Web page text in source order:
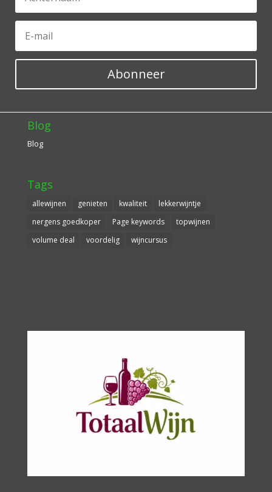
Abonneer
Blog
Blog
Tags
allewijnen genieten kwaliteit
lekkerwijntje
nergens goedkoper
Page keywords
topwijnen
volume deal
voordelig wijncursus